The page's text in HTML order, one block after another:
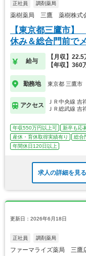
正社員 調剤薬局
薬樹薬局 三鷹 薬樹株式
【東京都三鷹市
休み＆総合門前で
給与
【月収】
【年収】360
勤務地 東京都 三鷹市
アクセス
ＪＲ中央線 吉
ＪＲ総武線
年収550万円以上可 新卒も応
産休・育休取得実績有り
総合
年間休日120日以上
求人の詳細を見る
更新日：2026年6月18日
正社員 調剤薬局
ファーマライズ薬局 三鷹